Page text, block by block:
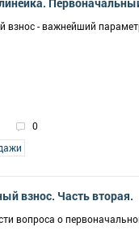
взнос - важнейший
0
взнос. Часть вторая.
вопроса о